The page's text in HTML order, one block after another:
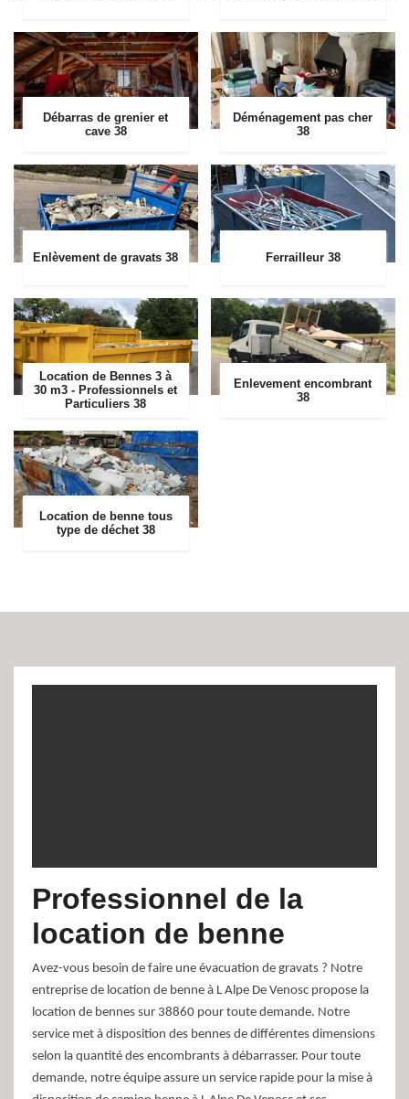
Débarras de grenier et
cave 38
Déménagement pas cher
38
Enlèvement de gravats 38 Ferrailleur 38
Location de Bennes 3 à
30 m3 - Professionnels et
Particuliers 38
Enlevement encombrant
38
Location de benne tous
type de déchet 38
Professionnel de la
location de benne
Avez-vous besoin de faire une évacuation de gravats ? Notre
entreprise de location de benne à L Alpe De Venosc propose la
location de bennes sur 38860 pour toute demande. Notre
service met à disposition des bennes de différentes dimensions
selon la quantité des encombrants à débarrasser. Pour toute
demande, notre équipe assure un service rapide pour la mise à